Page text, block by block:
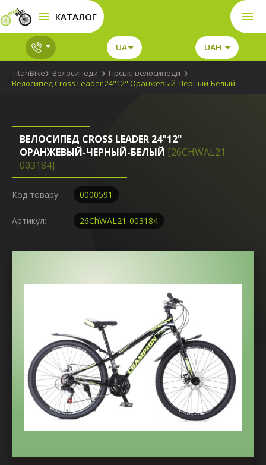
КАТАЛОГ
UA UAH
TitanBike Велосипеди
Гірські велосипеди
Велосипед Cross Leader 24"12" Оранжевый-Черный-Белый
ВЕЛОСИПЕД CROSS LEADER 24"12"
ОРАНЖЕВЫЙ-ЧЕРНЫЙ-БЕЛЫЙ [26CHWAL21-
003184]
Код товару 0000591
Артикул: 26ChWAL21-003184